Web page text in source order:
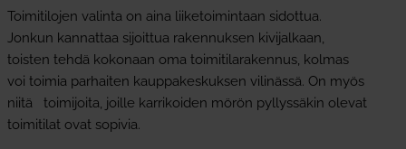
Toimitilojen valinta on aina liiketoimintaan sidottua.
Jonkun kannattaa sijoittua rakennuksen kivijalkaan,
toisten tehdä kokonaan oma toimitilarakennus, kolmas
voi toimia parhaiten kauppakeskuksen vilinässä. On myös
niitä toimijoita, joille karrikoiden mörön pyllyssäkin olevat
toimitilat ovat sopivia.